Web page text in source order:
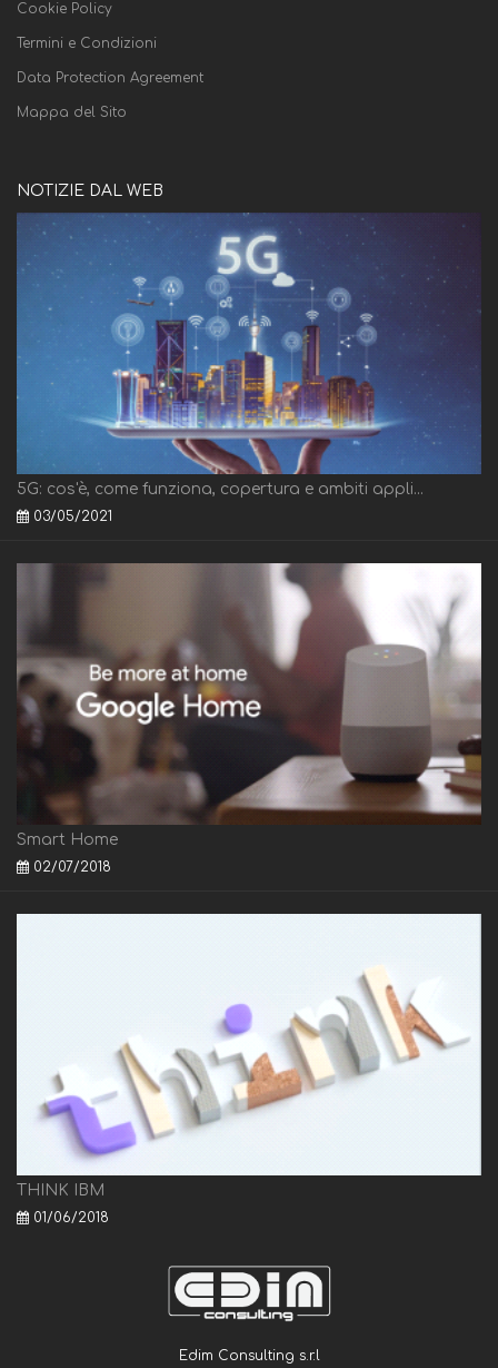
Cookie Policy
Termini e Condizioni
Data Protection Agreement
Mappa del Sito
NOTIZIE DAL WEB
5G: cos'è, come funziona, copertura e ambiti appli...
03/05/2021
Smart Home
02/07/2018
THINK IBM
01/06/2018
Edim Consulting s.r.l